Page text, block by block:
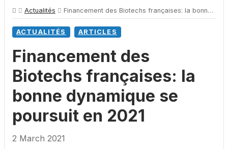
Actualités Financement des Biotechs françaises: la bonne dynamique se poursuit en 2021
ACTUALITÉS ARTICLES
Financement des
Biotechs françaises: la
bonne dynamique se
poursuit en 2021
2 March 2021